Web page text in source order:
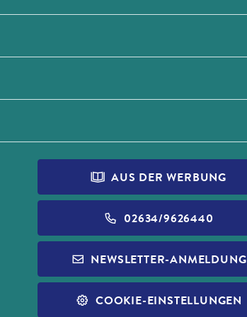
AUS DER WERBUNG
02634/9626440
NEWSLETTER-ANMELDUNG
COOKIE-EINSTELLUNGEN